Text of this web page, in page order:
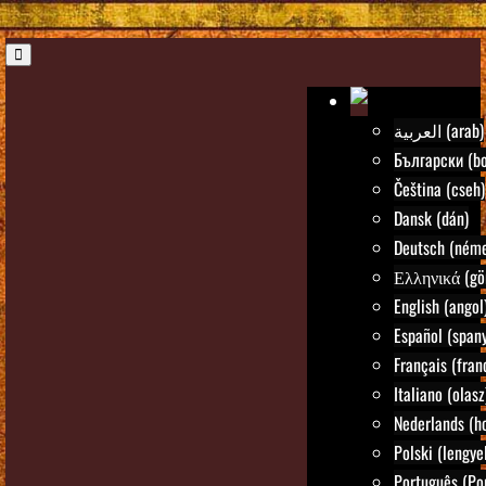
العربية (arab)
Български
Čeština (cseh)
Dansk (dán)
Deutsch
Ελληνικά
English
Español
Français
Italiano
Nederlands
Polski